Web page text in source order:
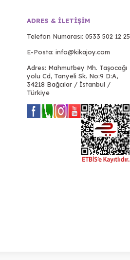
ADRES & İLETIŞIM
Telefon Numarası: 0533 502 12 25
E-Posta: info@kikajoy.com
Adres: Mahmutbey Mh. Taşocağı
yolu Cd, Tanyeli Sk. No:9 D:A,
34218 Bağcılar / İstanbul /
Türkiye